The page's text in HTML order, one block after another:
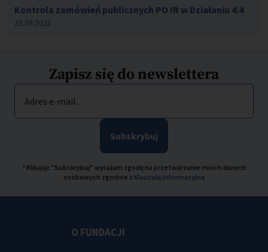
Kontrola zamówień publicznych PO IR w Działaniu 4.4
25.03.2021
Zapisz się do newslettera
Adres e-mail...
Subskrybuj
* Klikając "Subskrybuj" wyrażam zgodę na przetwarzanie moich danych
osobowych zgodnie z Klauzulą informacyjną
O FUNDACJI